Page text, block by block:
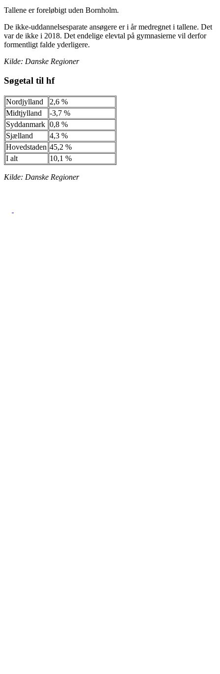
Tallene er foreløbigt uden Bornholm.
De ikke-uddannelsesparate ansøgere er i år medregnet i tallene. Det
var de ikke i 2018. Det endelige elevtal på gymnasierne vil derfor
formentligt falde yderligere.
Kilde: Danske Regioner
Søgetal til hf
Nordjylland
2,6 %
Midtjylland
-3,7 %
Syddanmark 0,8 %
Sjælland
4,3 %
Hovedstaden 45,2 %
I alt
10,1 %
Kilde: Danske Regioner